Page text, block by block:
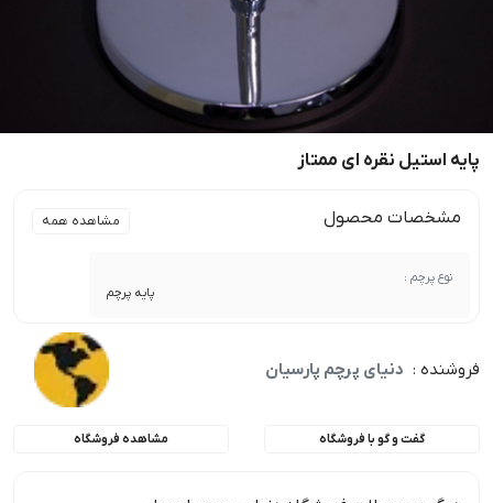
پایه استیل نقره ای ممتاز
مشخصات محصول مشاهده همه
نوع پرچم :
پایه پرچم
فروشنده : دنیای پرچم پارسیان
گفت و گو با فروشگاه مشاهده فروشگاه